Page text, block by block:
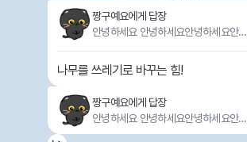
짱구예요에게 답장
안녕하세요 안녕하세요안녕하세요안녕
요안녕하세요안녕하세요
나무를 쓰레기로 바꾸는 힘!
짱구예요에게 답장
안녕하세요 안녕하세요안녕하세요안녕
하세요안녕하세요안녕하세요안녕하세